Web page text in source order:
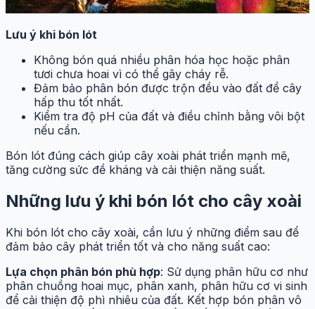
Lưu ý khi bón lót
Không bón quá nhiều phân hóa học hoặc phân
tươi chưa hoai vì có thể gây cháy rễ.
Đảm bảo phân bón được trộn đều vào đất để cây
hấp thu tốt nhất.
Kiểm tra độ pH của đất và điều chỉnh bằng vôi bột
nếu cần.
Bón lót đúng cách giúp cây xoài phát triển mạnh mẽ,
tăng cường sức đề kháng và cải thiện năng suất.
Những lưu ý khi bón lót cho cây xoài
Khi bón lót cho cây xoài, cần lưu ý những điểm sau để
đảm bảo cây phát triển tốt và cho năng suất cao:
Lựa chọn phân bón phù hợp: Sử dụng phân hữu cơ như
phân chuồng hoai mục, phân xanh, phân hữu cơ vi sinh
để cải thiện độ phì nhiêu của đất. Kết hợp bón phân vô